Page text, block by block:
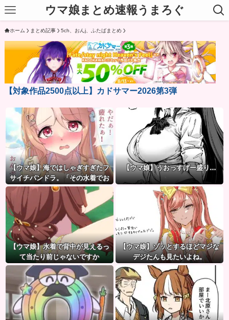
ウマ娘まとめ速報うまろぐ
ホーム まとめ記事 5ch、おんj、ふたばまとめ
【対象作品2500点以上】カドサマー2026第3弾
【ウマ娘】海ではしゃぎすぎたフ
サイチパンドラ。「その水着でお
んぶはマズイ…」
【ウマ娘】うおっすげー盛り…
【ウマ娘】水着で背中が見えるっ
て当たり前じゃないですか
【ウマ娘】ゾッとするほどマジな
デジたんも見たいよね。